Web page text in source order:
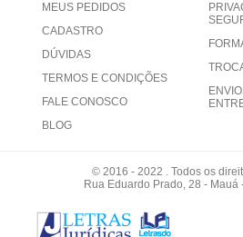
MEUS PEDIDOS
CADASTRO
DÚVIDAS
TERMOS E CONDIÇÕES
FALE CONOSCO
BLOG
© 2016 - 2022 . Todos os
Rua Eduardo Prado, 28 - Mauá